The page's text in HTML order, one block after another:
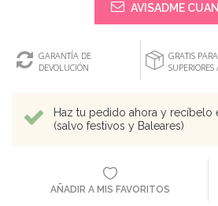
AVISADME
GARANTÍA DE
DEVOLUCIÓN
GRATIS
Haz tu pedido ahora y recíbelo
(salvo festivos y Baleares)
AÑADIR A MIS FAVORITOS